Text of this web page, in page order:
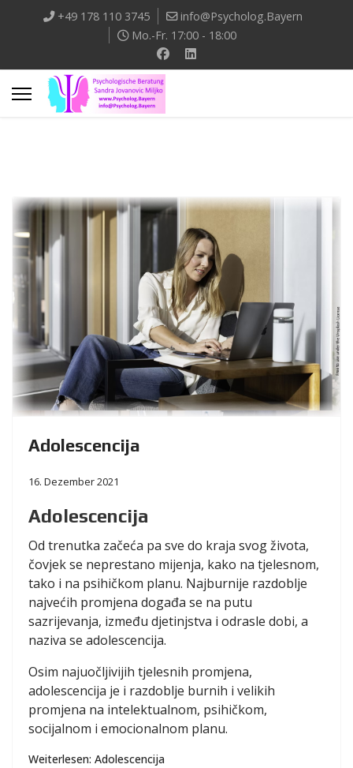
+49 178 110 3745
info@Psycholog.Bayern
Mo.-Fr. 17:00 - 18:00
Adolescencija
16. Dezember 2021
Adolescencija
Od trenutka začeća pa sve do kraja svog života,
čovjek se neprestano mijenja, kako na tjelesnom,
tako i na psihičkom planu. Najburnije razdoblje
najvećih promjena događa se na putu
sazrijevanja, između djetinjstva i odrasle dobi, a
naziva se adolescencija.
Osim najuočljivijih tjelesnih promjena,
adolescencija je i razdoblje burnih i velikih
promjena na intelektualnom, psihičkom,
socijalnom i emocionalnom planu.
Weiterlesen: Adolescencija